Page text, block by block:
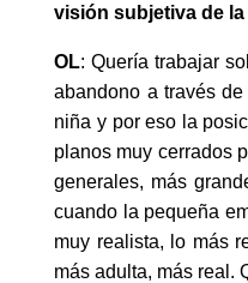
visión subjetiva de
OL: Quería trabajar
abandono a través
niña y por eso la
planos muy cerrados
generales, más
cuando la pequeña
muy realista, lo más
más adulta, más real.